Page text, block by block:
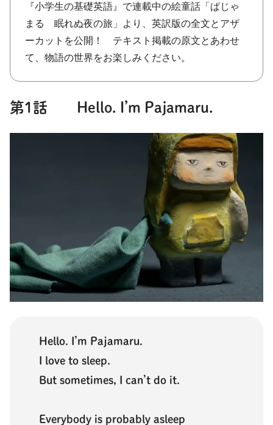
keyword
『小学生の基礎英語』で連載中の絵童話「ぱじゃ
まる 眠れぬ夜の旅」より、英訳版の全文とアザ
ーカットを公開！ テキスト掲載の原文とあわせ
て、物語の世界をお楽しみください。
第1話 Hello. I’m Pajamaru.
Hello. I’m Pajamaru.
I love to sleep.
But sometimes, I can’t do it.
Everybody is probably asleep